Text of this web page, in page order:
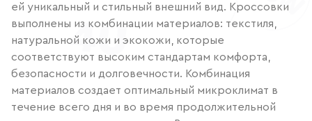
ей уникальный и стильный внешний вид. Кроссовки
выполнены из комбинации материалов: текстиля,
натуральной кожи и экокожи, которые
соответствуют высоким стандартам комфорта,
безопасности и долговечности. Комбинация
материалов создает оптимальный микроклимат в
течение всего дня и во время продолжительной